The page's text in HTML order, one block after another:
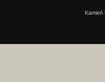
Kamień